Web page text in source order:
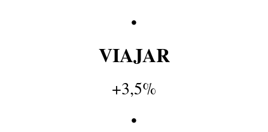
•
VIAJAR
+3,5%
•